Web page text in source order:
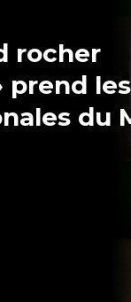
rocher
prend les
du